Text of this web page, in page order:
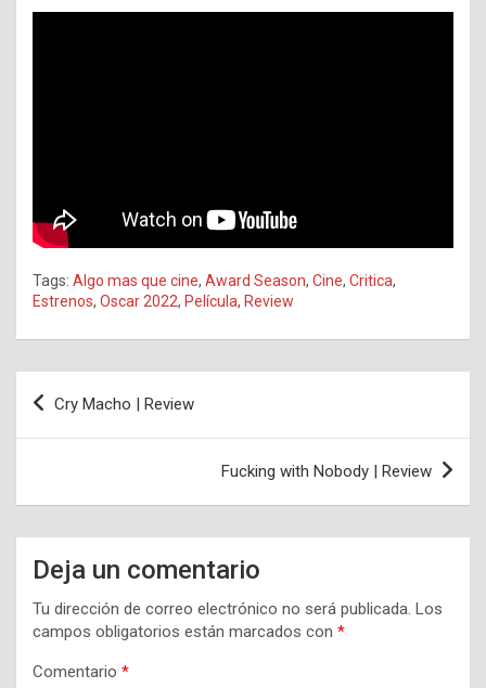
Tags: Algo mas que cine, Award Season, Cine, Critica,
Estrenos, Oscar 2022, Película, Review
Navegación
de
Cry Macho | Review
Fucking with Nobody | Review
Deja un comentario
Tu dirección de correo electrónico no será publicada. Los
campos obligatorios están marcados con *
Comentario *